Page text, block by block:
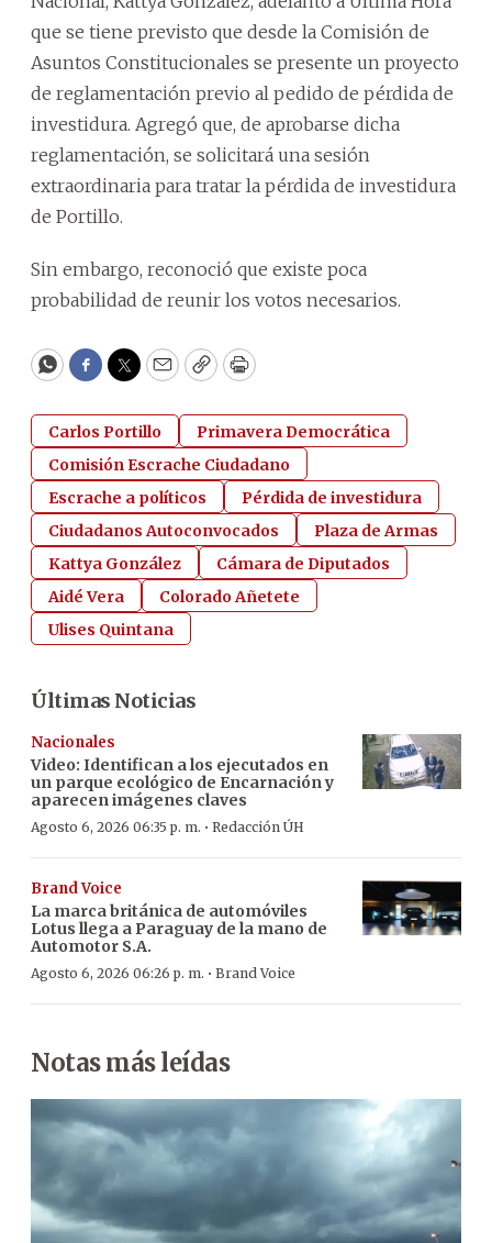
que se tiene previsto que desde la Comisión de
Asuntos Constitucionales se presente un proyecto
de reglamentación previo al pedido de pérdida de
investidura. Agregó que, de aprobarse dicha
reglamentación, se solicitará una sesión
extraordinaria para tratar la pérdida de investidura
de Portillo.
Sin embargo, reconoció que existe poca
probabilidad de reunir los votos necesarios.
WhatsApp
Facebook
Twitter
EmailCopyPrint
Carlos Portillo
Primavera Democrática
Comisión Escrache Ciudadano
Escrache a políticos
Pérdida de investidura
Ciudadanos Autoconvocados
Plaza de Armas
Kattya González
Cámara de Diputados
Aidé Vera
Colorado Añetete
Ulises Quintana
Últimas Noticias
Nacionales
Video: Identifican a los ejecutados en
un parque ecológico de Encarnación y
aparecen imágenes claves
Agosto 6, 2026 06:35 p. m. · Redacción ÚH
Brand Voice
La marca británica de automóviles
Lotus llega a Paraguay de la mano de
Automotor S.A.
Agosto 6, 2026 06:26 p. m. · Brand Voice
Notas más leídas